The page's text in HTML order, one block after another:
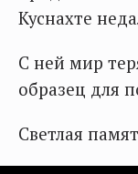
Куснахте
С ней мир
образец для
Светлая